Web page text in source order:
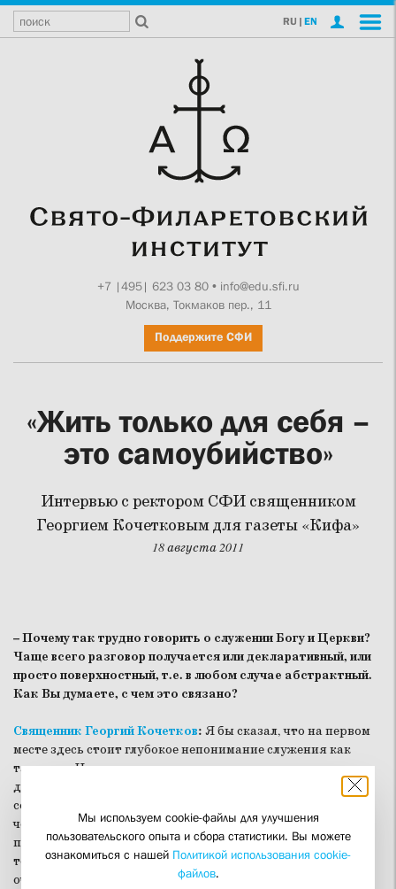
RU | EN
+7 |495| 623 03 80• info@edu.sfi.ru
Москва, Токмаков пер., 11
Поддержите СФИ
«Жить только для себя –
это самоубийство»
Интервью с ректором СФИ священником
Георгием Кочетковым для газеты «Кифа»
18 августа 2011
– Почему так трудно говорить о служении Богу и Церкви?
Чаще всего разговор получается или декларативный, или
просто поверхностный, т.е. в любом случае абстрактный.
Как Вы думаете, с чем это связано?
Священник Георгий Кочетков: Я бы сказал, что на первом
месте здесь стоит глубокое непонимание служения как
такового. На протяжении многих веков идея служения и
дух служения постепенно угасали в церкви, поэтому
современным людям действительно не очень понятно, о
чем идет речь. Ведь о том, чему не видишь жизненных
примеров, говорить трудно. К этому надо добавить ещё и
то, что в обществе это слово стало употребляться лишь в
очень узком смысле: или как служение в армии, или как
Мы используем cookie-файлы для улучшения
пользовательского опыта и сбора статистики. Вы можете
ознакомиться с нашей Политикой использования cookie-
файлов.